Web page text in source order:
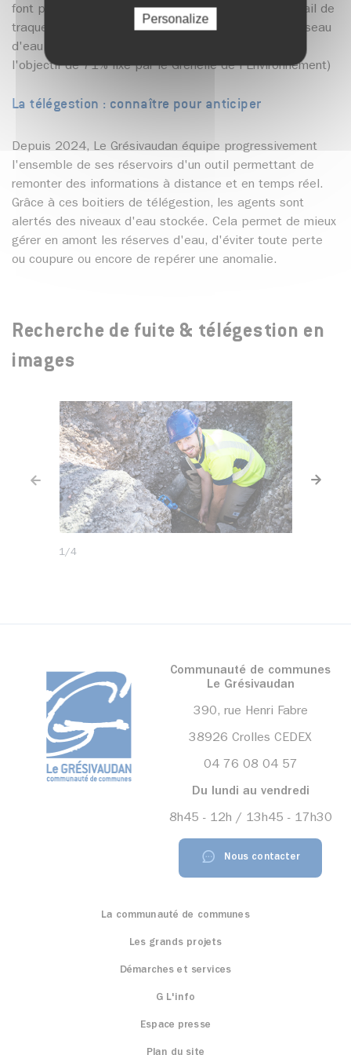
Personalize
font partie des missions du service. Grâce à ce travail de
traque des fuites, le taux moyen du rendement du réseau
d'eau potable se situe autour des 85% (supérieur à
l'objectif de 71% fixe par le Grenelle de l'Environnement)
La télégestion : connaître pour anticiper
Depuis 2024, Le Grésivaudan équipe progressivement
l'ensemble de ses réservoirs d'un outil permettant de
remonter des informations à distance et en temps réel.
Grâce à ces boitiers de télégestion, les agents sont
alertés des niveaux d'eau stockée. Cela permet de mieux
gérer en amont les réserves d'eau, d'éviter toute perte
ou coupure ou encore de repérer une anomalie.
Recherche de fuite & télégestion en
images
1/4
Diaporama précédent
Communauté de communes
Le Grésivaudan
390, rue Henri Fabre
38926 Crolles CEDEX
04 76 08 04 57
Du lundi au vendredi
8h45 - 12h / 13h45 - 17h30
Nous contacter
La communauté de communes
Les grands projets
Démarches et services
G L'info
Espace presse